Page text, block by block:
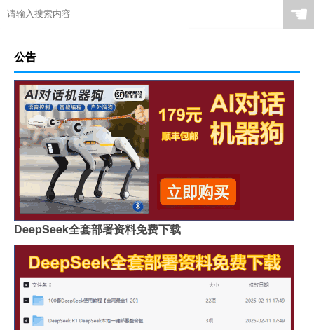
☚
公告
DeepSeek全套部署资料免费下载